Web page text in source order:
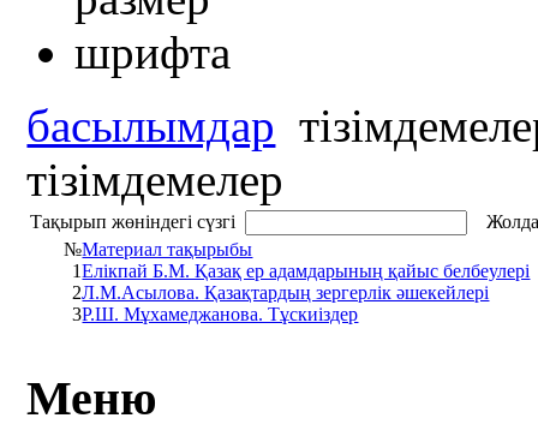
басылымдар
тізімдемелер
Тақырып жөніндегі сүзгі
№Материал тақырыбы
1Елікпай Б.М. Қазақ ер адамдарының қайыс белбеулері
2Л.М.Асылова. Қазақтардың зергерлік әшекейлері
3Р.Ш. Мұхамеджанова. Тұскиіздер
Меню